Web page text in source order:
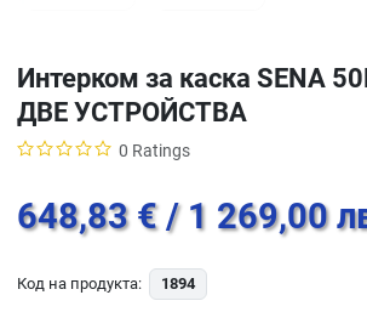
Интерком за каска SENA
ДВЕ УСТРОЙСТВА
0 Ratings
648,83 € / 1 269,00
Код на продукта: 1894